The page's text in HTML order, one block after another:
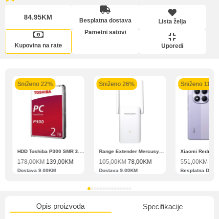
84.95KM Besplatna dostava Lista želja
Kupovina na rate
Pametni satovi
Uporedi
Sniženo 22%
178,00KM 139,00KM
Dostava 9.00KM
Sniženo 26%
Range Extender Mercusys AX3000 ME80X Wi-Fi 6
105,00KM 78,00KM
Dostava 9.00KM
Sniženo 11%
551,00KM
Besplatna
Opis proizvoda Specifikacije
Upoređeni proizvodi
Zahtjev za reklamaciju
Bit će uračunati bankarski troškovi u iznosi od 3.5%